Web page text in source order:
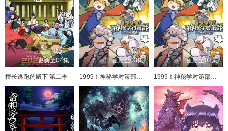
更新至04集
擅长逃跑的殿下 第二季
更新至03集
1999！神秘学对策部中配版
更新至03集
1999！神秘学对策部英配版